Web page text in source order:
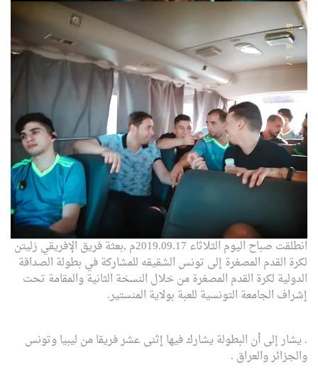
انطلقت صباح اليوم الثلاثاء 2019.09.17م ,بعثة فريق الإفريقي زليتن
لكرة القدم المصغرة إلى تونس الشقيقه للمشاركة في بطولة الصداقة
الدولية لكرة القدم المصغرة من خلال النسخة الثانية والمقامة تحت
إشراف الجامعة التونسية للعبة بولاية المنستير.
. يشار إلى أن البطولة يشارك فيها إثنى عشر فريقا من ليبيا وتونس
والجزائر والعراق .